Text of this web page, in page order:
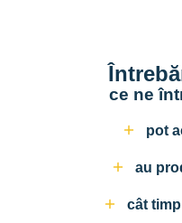
ce ne
pot
au
cât